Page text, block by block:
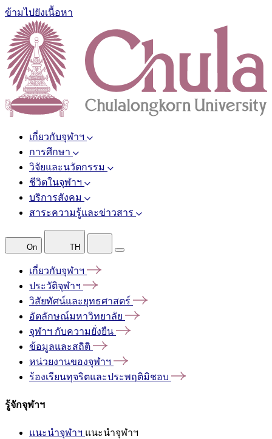
ข้ามไปยังเนื้อหา
เกี่ยวกับจุฬาฯ
การศึกษา
วิจัยและนวัตกรรม
ชีวิตในจุฬาฯ
บริการสังคม
สาระความรู้และข่าวสาร
On TH
เกี่ยวกับจุฬาฯ
ประวัติจุฬาฯ
วิสัยทัศน์และยุทธศาสตร์
อัตลักษณ์มหาวิทยาลัย
จุฬาฯ กับความยั่งยืน
ข้อมูลและสถิติ
หน่วยงานของจุฬาฯ
ร้องเรียนทุจริตและประพฤติมิชอบ
รู้จักจุฬาฯ
แนะนำจุฬาฯ แนะนำจุฬาฯ